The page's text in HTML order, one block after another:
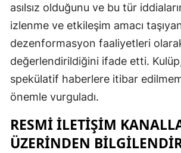
asılsız olduğunu ve bu tür
izlenme ve etkileşim amacı
dezenformasyon faaliyetleri
değerlendirildiğini ifade etti.
spekülatif haberlere itibar
önemle vurguladı.
RESMI İLETIŞIM
ÜZERINDEN